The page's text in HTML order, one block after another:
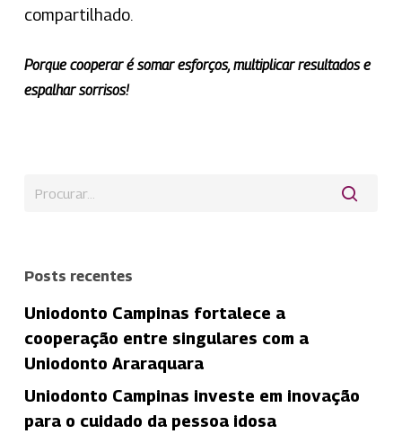
compartilhado.
Porque cooperar é somar esforços, multiplicar resultados e
espalhar sorrisos!
Posts recentes
Uniodonto Campinas fortalece a
cooperação entre singulares com a
Uniodonto Araraquara
Uniodonto Campinas investe em inovação
para o cuidado da pessoa idosa